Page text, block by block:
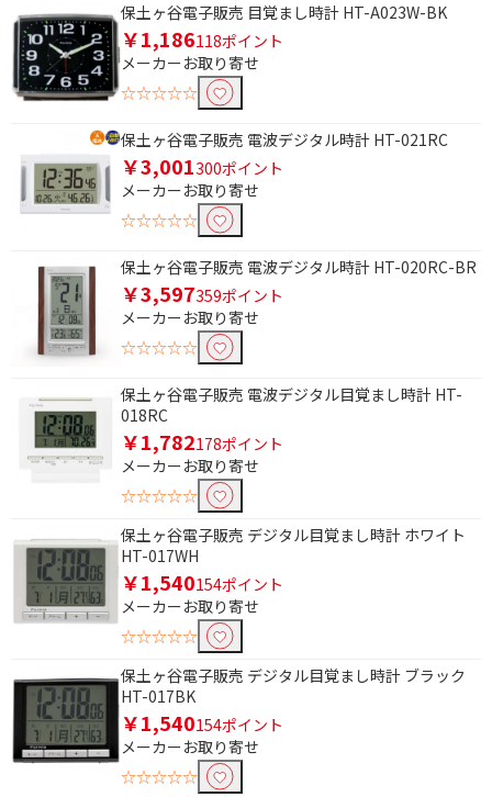
保土ヶ谷電子販売 目覚まし時計 HT-A023W-BK
￥1,186118ポイント
メーカーお取り寄せ
☆☆☆☆☆
保土ヶ谷電子販売 電波デジタル時計 HT-021RC
￥3,001300ポイント
メーカーお取り寄せ
☆☆☆☆☆
保土ヶ谷電子販売 電波デジタル時計 HT-020RC-BR
￥3,597359ポイント
メーカーお取り寄せ
☆☆☆☆☆
保土ヶ谷電子販売 電波デジタル目覚まし時計 HT-
018RC
￥1,782178ポイント
メーカーお取り寄せ
☆☆☆☆☆
保土ヶ谷電子販売 デジタル目覚まし時計 ホワイト
HT-017WH
￥1,540154ポイント
メーカーお取り寄せ
☆☆☆☆☆
保土ヶ谷電子販売 デジタル目覚まし時計 ブラック
HT-017BK
￥1,540154ポイント
メーカーお取り寄せ
☆☆☆☆☆